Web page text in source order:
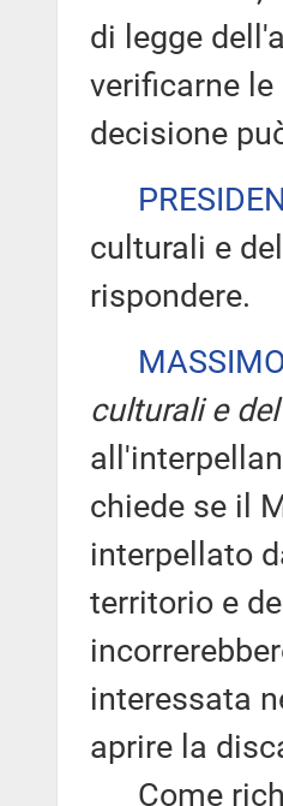
di legge
verificarne
decisione
culturali e
rispondere.
culturali e
chiede se il
interpellato
territorio e
interessata
aprire la
Come